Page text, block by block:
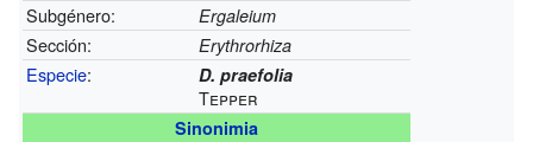
Subgénero: Ergaleium
Sección: Erythrorhiza
Especie: D. praefolia
Tepper
Sinonimia